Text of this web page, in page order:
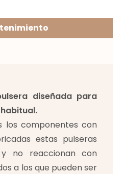
diseñada para
los componentes con
estas pulseras
no reaccionan con
a los que pueden ser